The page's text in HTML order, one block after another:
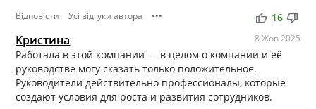
Відповісти Усі відгуки автора ••• thumb_up thumb_down
16
Кристина 8 Жов 2025
Работала в этой компании — в целом о компании и её
руководстве могу сказать только положительное.
Руководители действительно профессионалы, которые
создают условия для роста и развития сотрудников.